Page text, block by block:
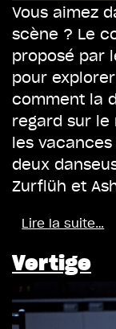
Vous aimez
scène ? Le
proposé par
pour
comment la
regard sur le
les vacances
deux
Zurflüh et
Lire la suite…
Vertige